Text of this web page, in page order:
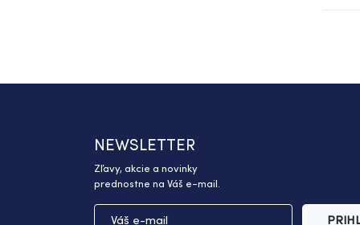
NEWSLETTER
Zľavy, akcie a novinky
prednostne na Váš e-mail.